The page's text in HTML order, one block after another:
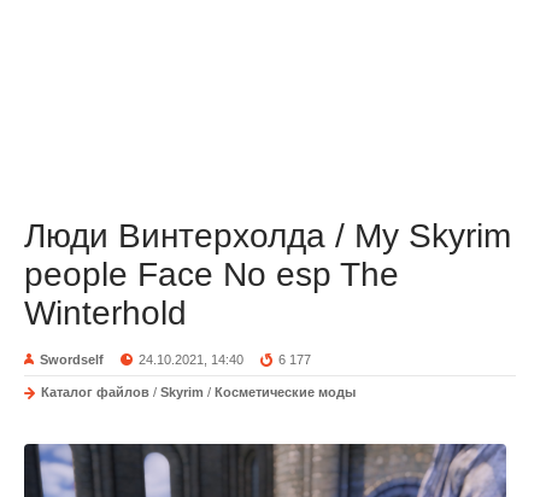
Люди Винтерхолда / My Skyrim
people Face No esp The
Winterhold
Swordself 24.10.2021, 14:40 6 177
Каталог файлов / Skyrim / Косметические моды